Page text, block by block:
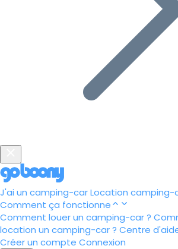
J'ai un camping-carLocation camping-
Comment ça fonctionne
Comment louer un camping-car ?
location un camping-car ? Centre
Créer un compte Connexion